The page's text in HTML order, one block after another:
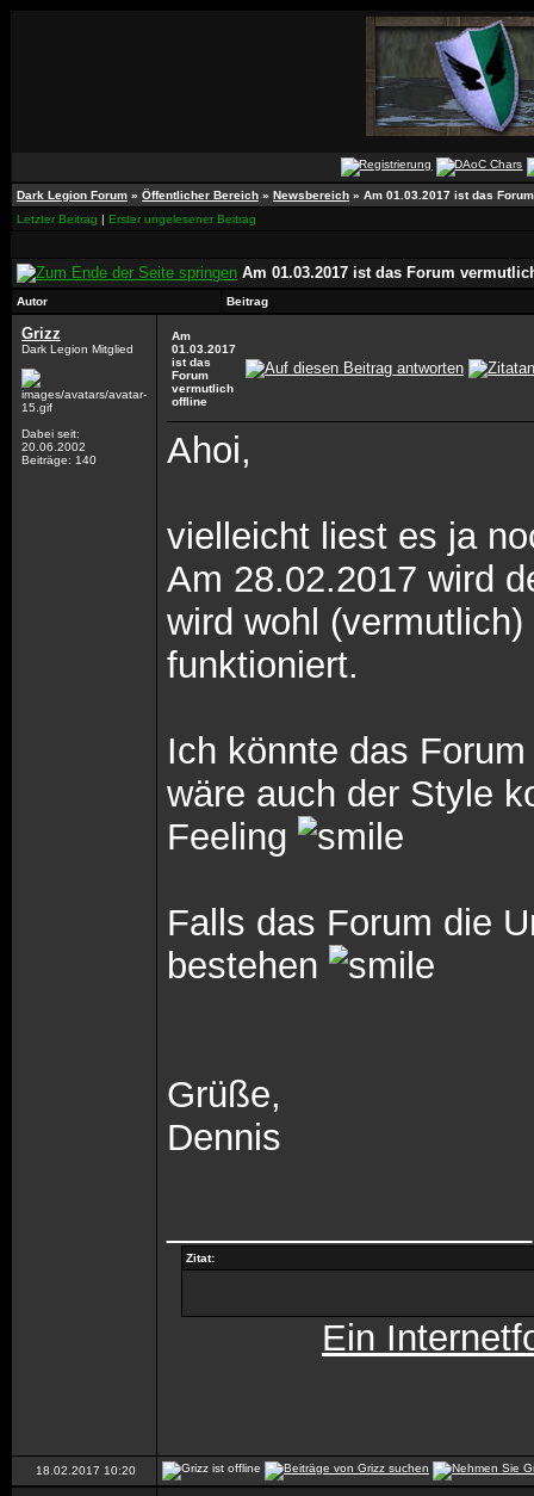
Dark Legion Forum » Öffentlicher Bereich » Newsbereich » Am 01.03.2017 ist das
Letzter Beitrag | Erster ungelesener Beitrag
Am 01.03.2017 ist das Forum
Autor Beitrag
Grizz
Dark Legion Mitglied
Dabei seit:
20.06.2002
Beiträge: 140
Am
01.03.2017
ist das
Forum
vermutlich
offline
Ahoi,
vielleicht liest es ja
Am 28.02.2017 wird
wird wohl
funktioniert.
Ich könnte das
wäre auch der Style
Feeling
Falls das Forum die
bestehen
Grüße,
Dennis
Zitat:
Ein
18.02.2017 10:20